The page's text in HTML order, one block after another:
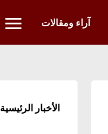
آراء ومقالات
الأخبار الرئيسية